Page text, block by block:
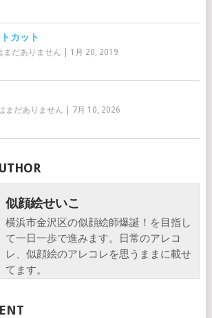
カット
まだありません 1月 20, 2019
まだありません 7月 10, 2026
似顔絵せいこ
横浜市金沢区の似顔絵師爆誕！を目指し
て一日一歩で進みます。日常のアレコ
レ、似顔絵のアレコレを思うままに載せ
てます。